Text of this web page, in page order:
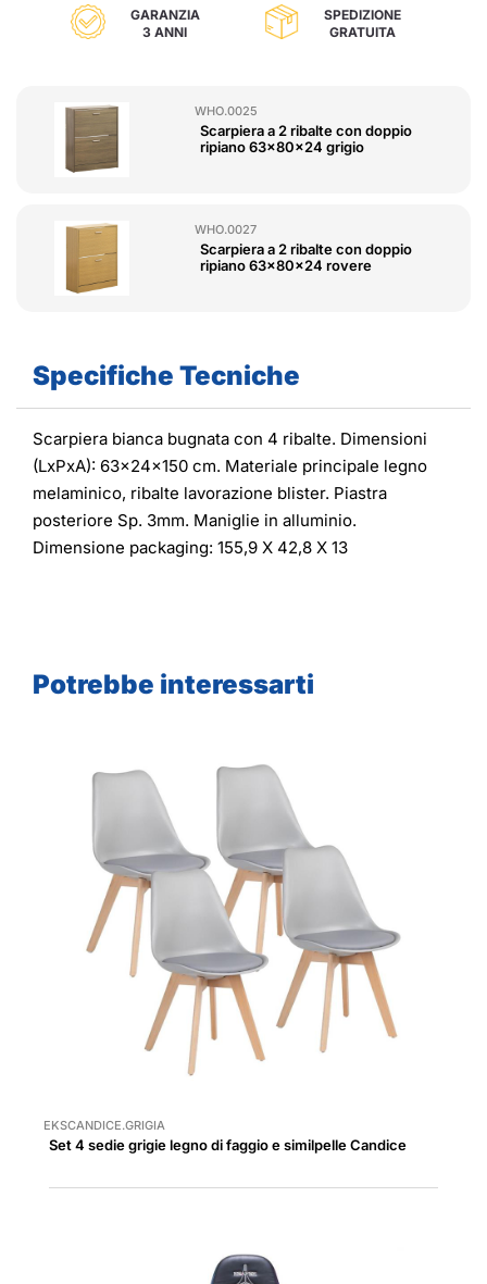
GARANZIA
3 ANNI
SPEDIZIONE
GRATUITA
WHO.0025
Scarpiera a 2 ribalte con doppio
ripiano 63x80x24 grigio
WHO.0027
Scarpiera a 2 ribalte con doppio
ripiano 63x80x24 rovere
Specifiche Tecniche
Scarpiera bianca bugnata con 4 ribalte. Dimensioni
(LxPxA): 63x24x150 cm. Materiale principale legno
melaminico, ribalte lavorazione blister. Piastra
posteriore Sp. 3mm. Maniglie in alluminio.
Dimensione packaging: 155,9 X 42,8 X 13
Potrebbe interessarti
EKSCANDICE.GRIGIA
Set 4 sedie grigie legno di faggio e similpelle Candice